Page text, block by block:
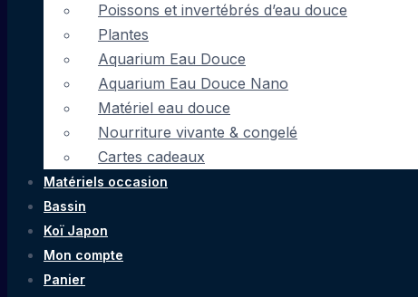
Poissons et invertébrés d’eau douce
Plantes
Aquarium Eau Douce
Aquarium Eau Douce Nano
Matériel eau douce
Nourriture vivante & congelé
Cartes cadeaux
Matériels occasion
Bassin
Koï Japon
Mon compte
Panier